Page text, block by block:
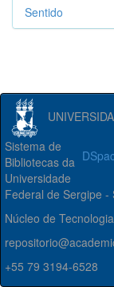
Sentido
Sistema de
Bibliotecas da
Universidade
Federal de Sergipe -
Núcleo de
+55 79 3194-6528